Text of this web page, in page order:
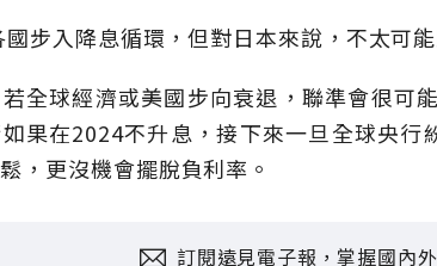
國步入降息循環，但對日本來說，不太可
全球經濟或美國步向衰退，聯準會很可
果在2024不升息，接下來一旦全球央行
，更沒機會擺脫負利率。
訂閱遠見電子報，掌握國內